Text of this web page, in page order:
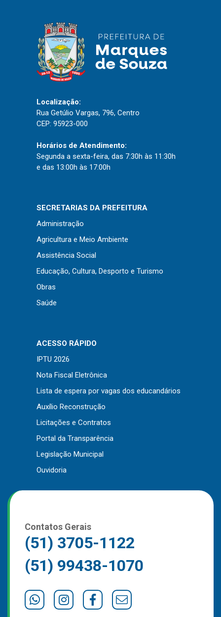
Portal do Servidor
Publicações
Diário Oficial (Novo)
Diário Oficial (Até 30/04)
Recursos Humanos
Processo Seletivo
Seletivo Simplificado
Licitações
Dispensas e Inexigibilidades
Chamamentos Públicos
Leis, Decretos e Portarias
Transparência
Radar da Transparência
Cespro
Outros
Downloads
Notícias
Contato
Página Inicial
Localização:
Rua Getúlio Vargas, 796, Centro
CEP: 95923-000
Horários de Atendimento:
Segunda a sexta-feira, das 7:30h às 11:30h
e das 13:00h às 17:00h
SECRETARIAS DA PREFEITURA
Administração
Agricultura e Meio Ambiente
Assistência Social
Educação, Cultura, Desporto e Turismo
Obras
Saúde
ACESSO RÁPIDO
IPTU 2026
Nota Fiscal Eletrônica
Lista de espera por vagas dos educandários
Auxílio Reconstrução
Licitações e Contratos
Portal da Transparência
Legislação Municipal
Ouvidoria
Contatos Gerais
(51) 3705-1122
(51) 99438-1070